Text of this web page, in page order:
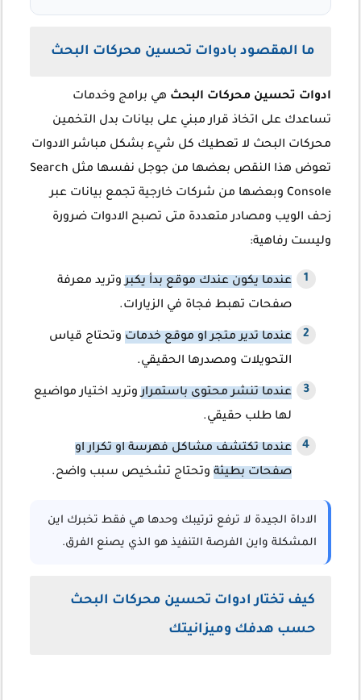
ما المقصود بادوات تحسين محركات البحث
ادوات تحسين محركات البحث هي برامج وخدمات
تساعدك على اتخاذ قرار مبني على بيانات بدل التخمين
محركات البحث لا تعطيك كل شيء بشكل مباشر الادوات
تعوض هذا النقص بعضها من جوجل نفسها مثل Search
Console وبعضها من شركات خارجية تجمع بيانات عبر
زحف الويب ومصادر متعددة متى تصبح الادوات ضرورة
وليست رفاهية:
عندما يكون عندك موقع بدأ يكبروتريد معرفة
صفحات تهبط فجاة في الزيارات.
عندما تدير متجر او موقع خدمات وتحتاج قياس
التحويلات ومصدرها الحقيقي.
عندما تنشر محتوى باستمراروتريد اختيار مواضيع
لها طلب حقيقي.
عندما تكتشف مشاكل فهرسة او تكرار او
صفحات بطيئة وتحتاج تشخيص سبب واضح.
الاداة الجيدة لا ترفع ترتيبك وحدها هي فقط تخبرك اين
المشكلة واين الفرصة التنفيذ هو الذي يصنع الفرق.
كيف تختار ادوات تحسين محركات البحث
حسب هدفك وميزانيتك